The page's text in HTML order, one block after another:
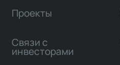
Проекты
Связи с
инвесторами